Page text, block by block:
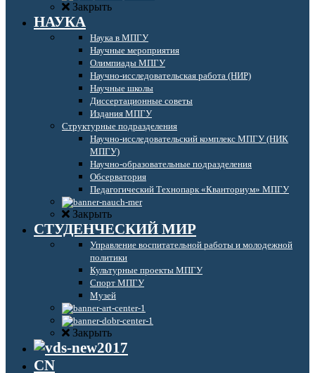
Закрыть
НАУКА
Наука в МПГУ
Научные мероприятия
Олимпиады МПГУ
Научно-исследовательская работа (НИР)
Научные школы
Диссертационные советы
Издания МПГУ
Структурные подразделения
Научно-исследовательский комплекс МПГУ (НИК
МПГУ)
Научно-образовательные подразделения
Обсерватория
Педагогический Технопарк «Кванториум» МПГУ
Закрыть
СТУДЕНЧЕСКИЙ МИР
Управление воспитательной работы и молодежной
политики
Культурные проекты МПГУ
Спорт МПГУ
Музей
Закрыть
CN